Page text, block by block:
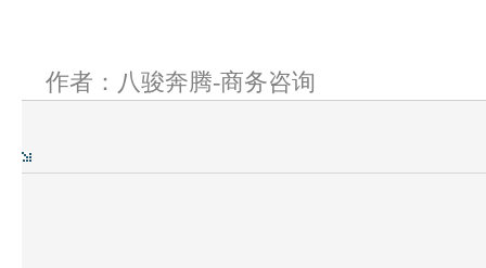
作者：八骏奔腾-商务咨询